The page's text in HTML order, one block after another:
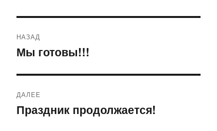
по
НАЗАД
Предыдущая
Мы готовы!!!
ДАЛЕЕ
Следующая
Праздник продолжается!